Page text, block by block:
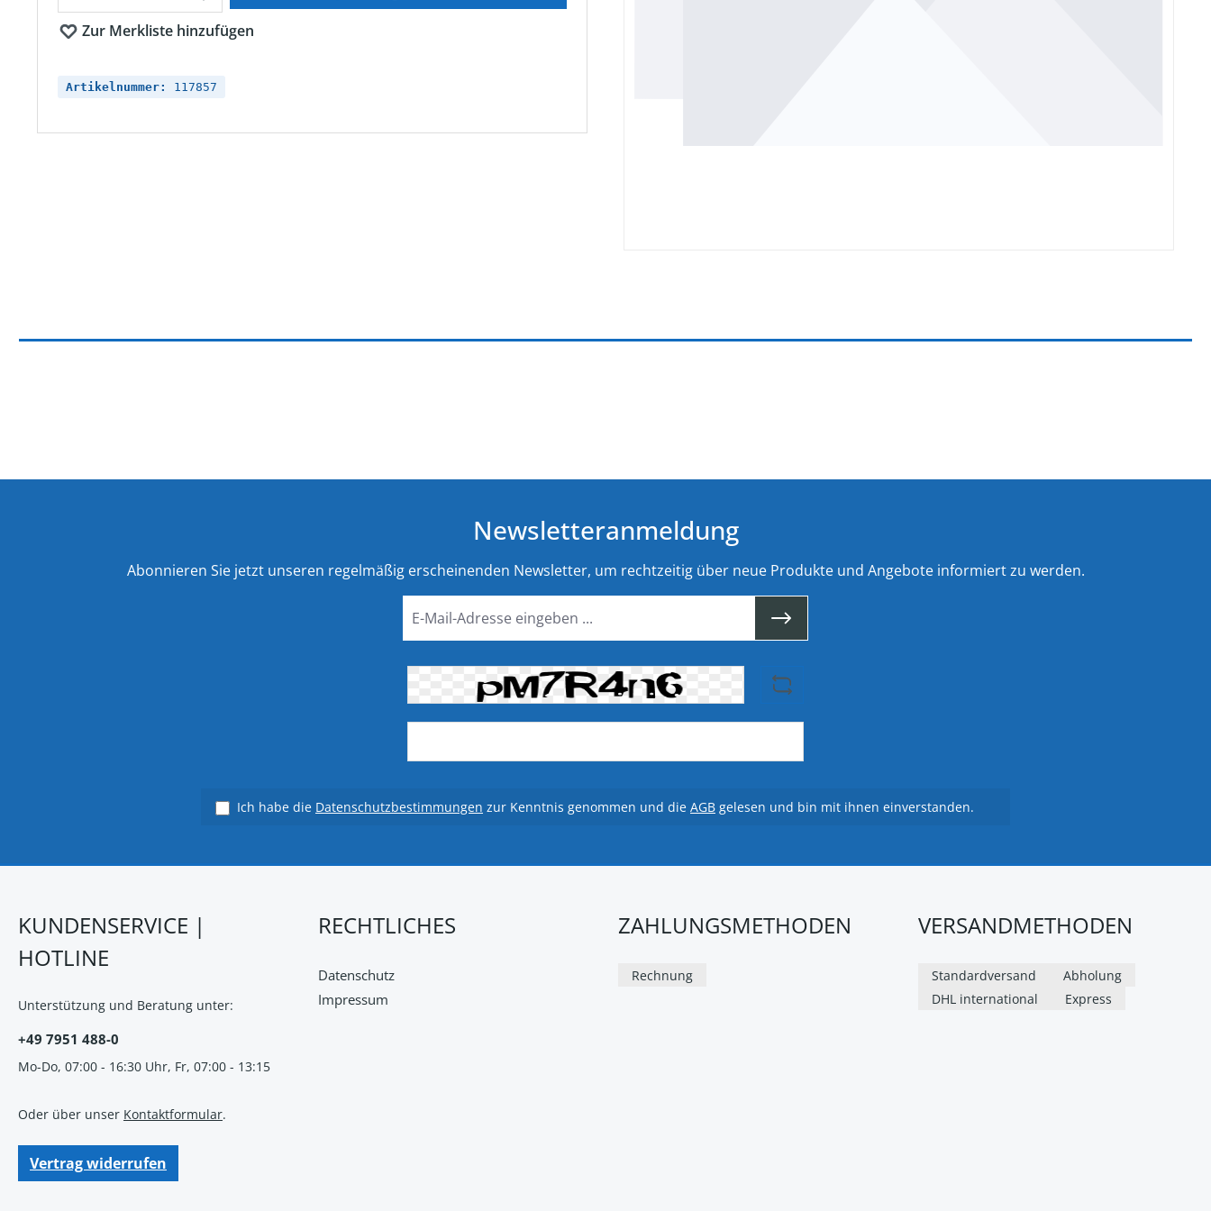
Zur Merkliste hinzufügen
Artikelnummer: 117857
Newsletteranmeldung
Abonnieren Sie jetzt unseren regelmäßig erscheinenden Newsletter, um rechtzeitig über neue Produkte und Angebote informiert zu werden.
Ich habe die Datenschutzbestimmungen zur Kenntnis genommen und die AGB gelesen und bin mit ihnen einverstanden.
KUNDENSERVICE |
HOTLINE
Unterstützung und Beratung unter:
+49 7951 488-0
Mo-Do, 07:00 - 16:30 Uhr, Fr, 07:00 - 13:15
Oder über unser Kontaktformular.
Vertrag widerrufen
RECHTLICHES
Datenschutz
Impressum
ZAHLUNGSMETHODEN
Rechnung
VERSANDMETHODEN
Standardversand
Abholung
DHL international
Express